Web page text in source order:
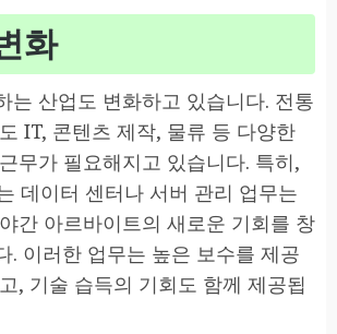
화
는 산업도 변화하고 있습니다. 전통
IT, 콘텐츠 제작, 물류 등 다양한
무가 필요해지고 있습니다. 특히,
데이터 센터나 서버 관리 업무는
간 아르바이트의 새로운 기회를 창
. 이러한 업무는 높은 보수를 제공
, 기술 습득의 기회도 함께 제공됩